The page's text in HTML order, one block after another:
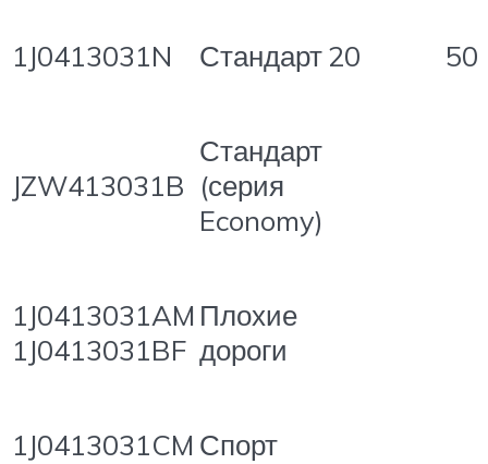
1J0413031N Стандарт20 50
JZW413031B
Стандарт
(серия
Economy)
1J0413031AM
1J0413031BF
Плохие
дороги
1J0413031CM Спорт